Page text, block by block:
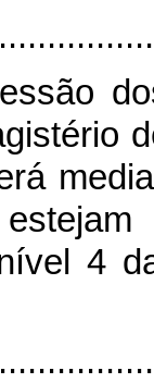
4